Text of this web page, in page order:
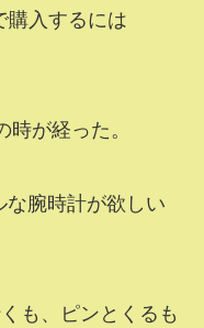
購入するには
が経った。
腕時計が欲しい
も、ピンとくるも